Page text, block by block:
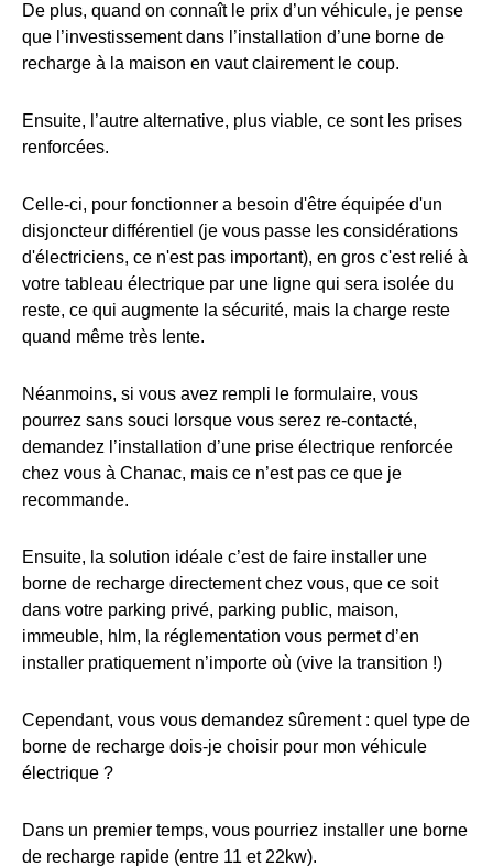
De plus, quand on connaît le prix d’un véhicule, je pense
que l’investissement dans l’installation d’une borne de
recharge à la maison en vaut clairement le coup.
Ensuite, l’autre alternative, plus viable, ce sont les prises
renforcées.
Celle-ci, pour fonctionner a besoin d'être équipée d'un
disjoncteur différentiel (je vous passe les considérations
d'électriciens, ce n'est pas important), en gros c'est relié à
votre tableau électrique par une ligne qui sera isolée du
reste, ce qui augmente la sécurité, mais la charge reste
quand même très lente.
Néanmoins, si vous avez rempli le formulaire, vous
pourrez sans souci lorsque vous serez re-contacté,
demandez l’installation d’une prise électrique renforcée
chez vous à Chanac, mais ce n’est pas ce que je
recommande.
Ensuite, la solution idéale c’est de faire installer une
borne de recharge directement chez vous, que ce soit
dans votre parking privé, parking public, maison,
immeuble, hlm, la réglementation vous permet d’en
installer pratiquement n’importe où (vive la transition !)
Cependant, vous vous demandez sûrement : quel type de
borne de recharge dois-je choisir pour mon véhicule
électrique ?
Dans un premier temps, vous pourriez installer une borne
de recharge rapide (entre 11 et 22kw).